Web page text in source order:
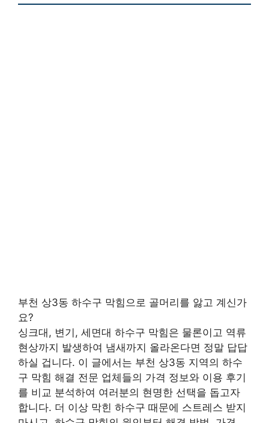
부천 상3동 하수구 막힘으로 골머리를 앓고 계신가
요?
싱크대, 변기, 세면대 하수구 막힘은 물론이고 역류
현상까지 발생하여 냄새까지 올라온다면 정말 답답
하실 겁니다. 이 글에서는 부천 상3동 지역의 하수
구 막힘 해결 전문 업체들의 가격 정보와 이용 후기
를 비교 분석하여 여러분의 현명한 선택을 돕고자
합니다. 더 이상 막힌 하수구 때문에 스트레스 받지